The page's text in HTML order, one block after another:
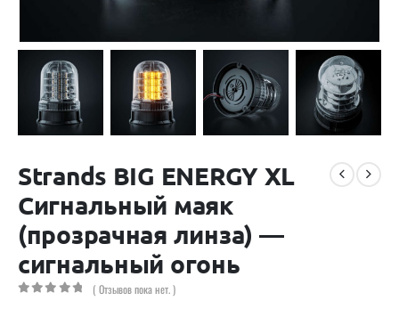
Strands BIG ENERGY XL
Сигнальный маяк
(прозрачная линза) —
сигнальный огонь
( Отзывов пока нет. )